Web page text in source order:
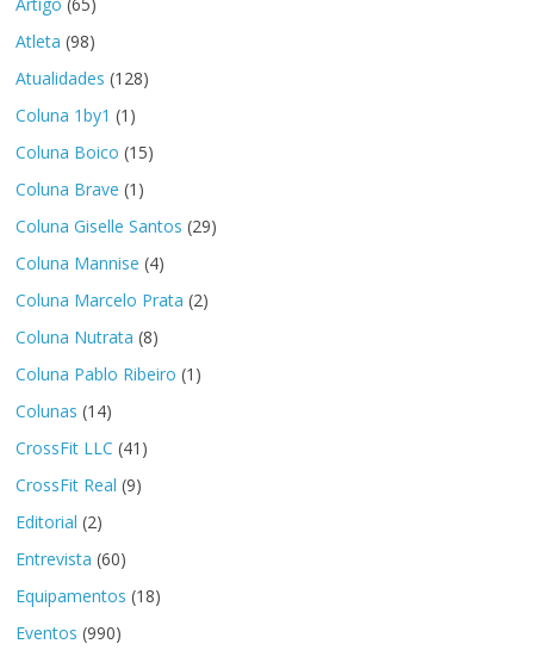
Atleta (98)
Atualidades (128)
Coluna 1by1 (1)
Coluna Boico (15)
Coluna Brave (1)
Coluna Giselle Santos (29)
Coluna Mannise (4)
Coluna Marcelo Prata (2)
Coluna Nutrata (8)
Coluna Pablo Ribeiro (1)
Colunas (14)
CrossFit LLC (41)
CrossFit Real (9)
Editorial (2)
Entrevista (60)
Equipamentos (18)
Eventos (990)